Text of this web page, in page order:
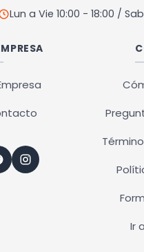
producto
Lun a Vie 10:00 - 18:00 / Sab
Ir